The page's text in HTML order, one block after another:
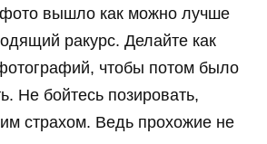
вышло как можно лучше
ракурс. Делайте как
чтобы потом было
Не бойтесь позировать,
страхом. Ведь прохожие не